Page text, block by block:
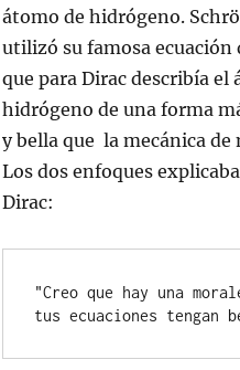
átomo de hidrógeno.
utilizó su famosa ecuación
que para Dirac describía el
hidrógeno de una forma
y bella que la mecánica
Los dos enfoques
Dirac:
"Creo que hay una
tus ecuaciones tengan